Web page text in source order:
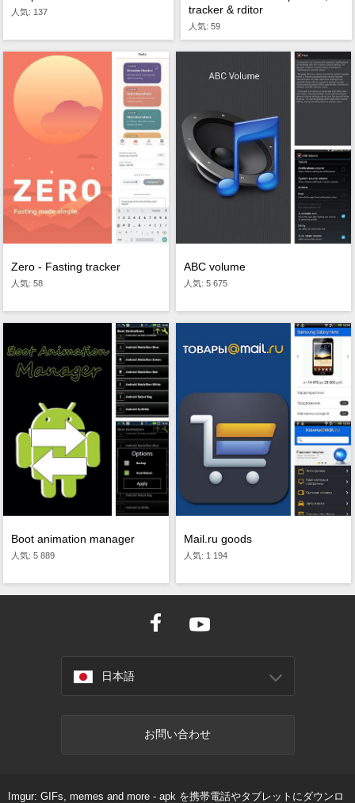
人気: 137
tracker & rditor
人気: 59
Zero - Fasting tracker
人気: 58
ABC volume
人気: 5 675
Boot animation manager
人気: 5 889
Mail.ru goods
人気: 1 194
日本語
お問い合わせ
Imgur: GIFs, memes and more - apk を携帯電話やタブレットにダウンロ